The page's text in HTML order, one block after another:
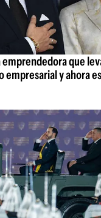
emprendedora que
empresarial y ahora